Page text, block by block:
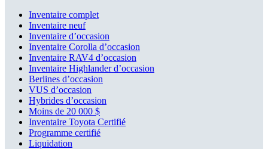
Inventaire complet
Inventaire neuf
Inventaire d’occasion
Inventaire Corolla d’occasion
Inventaire RAV4 d’occasion
Inventaire Highlander d’occasion
Berlines d’occasion
VUS d’occasion
Hybrides d’occasion
Moins de 20 000 $
Inventaire Toyota Certifié
Programme certifié
Liquidation